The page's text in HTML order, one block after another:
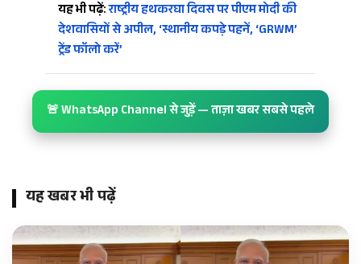
यह भी पढ़ें:राष्ट्रीय हथकरघा दिवस पर पीएम मोदी की
देशवासियों से अपील, ‘स्थानीय कपड़े पहनें, ‘GRWM’
ट्रेंड फॉलो करें’
🚨 WhatsApp Channel से जुड़ें — ताज़ा खबर सबसे पहले
यह खबर भी पढ़ें